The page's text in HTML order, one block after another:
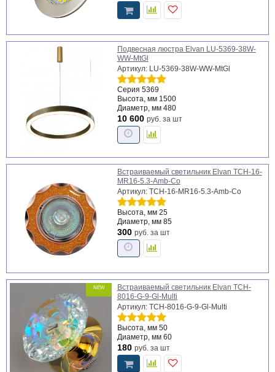
Подвесная люстра Elvan LU-5369-38W-
WW-MtGl
Артикул: LU-5369-38W-WW-MtGl
Серия 5369
Высота, мм 1500
Диаметр, мм 480
10 600 руб. за шт
Встраиваемый светильник Elvan TCH-16-
MR16-5.3-Amb-Co
Артикул: TCH-16-MR16-5.3-Amb-Co
Высота, мм 25
Диаметр, мм 85
300 руб. за шт
NEW
Встраиваемый светильник Elvan TCH-
8016-G-9-Gl-Multi
Артикул: TCH-8016-G-9-Gl-Multi
Высота, мм 50
Диаметр, мм 60
180 руб. за шт